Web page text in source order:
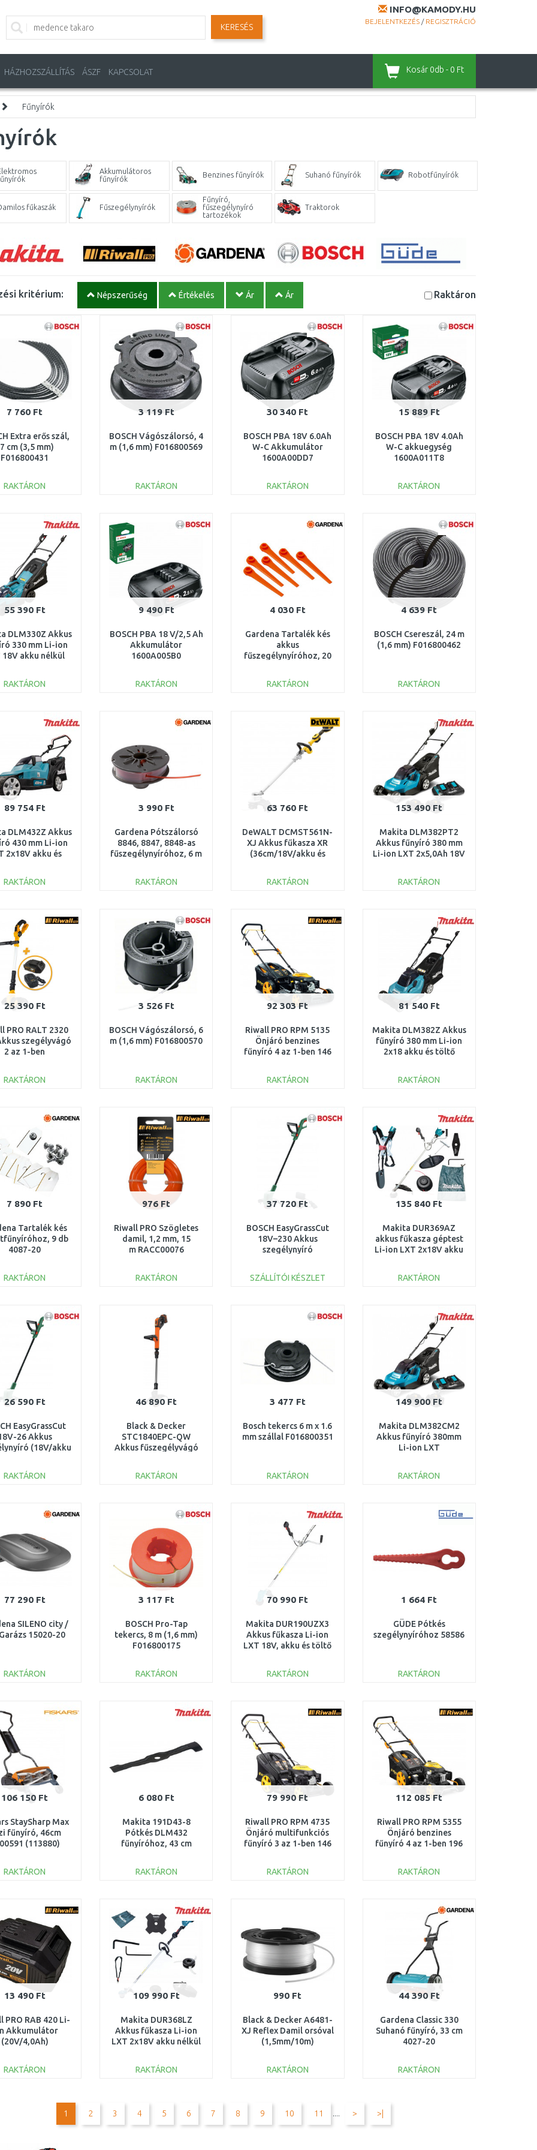
INFO@KAMODY.HU
BEJELENTKEZÉS / REGISZTRÁCIÓ
KERESÉS
HÁZHOZSZÁLLÍTÁS ÁSZF KAPCSOLAT Kosár 0db - 0 Ft
Fűnyírók
Akkumulátoros
fűnyírók
Benzines fűnyírók Suhanó fűnyírók Robotfűnyírók
fűkaszák Fűszegélynyírók
Fűnyíró,
fűszegélynyíró
tartozékok
Traktorok
kritérium: Népszerűség Értékelés Ár Ár Raktáron
7 760 Ft
Extra erős szál,
cm (3,5 mm)
F016800431
RAKTÁRON
Összehasonlítás
3 119 Ft
BOSCH Vágószálorsó, 4
m (1,6 mm) F016800569
RAKTÁRON
Összehasonlítás
30 340 Ft
BOSCH PBA 18V 6.0Ah
W-C Akkumulátor
1600A00DD7
RAKTÁRON
Összehasonlítás
15 889 Ft
BOSCH PBA 18V 4.0Ah
W-C akkuegység
1600A011T8
RAKTÁRON
Összehasonlítás
55 390 Ft
DLM330Z Akkus
330 mm Li-ion
18V akku nélkül
RAKTÁRON
Összehasonlítás
9 490 Ft
BOSCH PBA 18 V/2,5 Ah
Akkumulátor
1600A005B0
RAKTÁRON
Összehasonlítás
4 030 Ft
Gardena Tartalék kés
akkus
fűszegélynyíróhoz, 20
RAKTÁRON
Összehasonlítás
4 639 Ft
BOSCH Csereszál, 24 m
(1,6 mm) F016800462
RAKTÁRON
Összehasonlítás
89 754 Ft
DLM432Z Akkus
430 mm Li-ion
2x18V akku és
RAKTÁRON
Összehasonlítás
3 990 Ft
Gardena Pótszálorsó
8846, 8847, 8848-as
fűszegélynyíróhoz, 6 m
RAKTÁRON
Összehasonlítás
63 760 Ft
DeWALT DCMST561N-
XJ Akkus fűkasza XR
(36cm/18V/akku és
RAKTÁRON
Összehasonlítás
153 490 Ft
Makita DLM382PT2
Akkus fűnyíró 380 mm
Li-ion LXT 2x5,0Ah 18V
RAKTÁRON
Összehasonlítás
25 390 Ft
PRO RALT 2320
szegélyvágó
2 az 1-ben
RAKTÁRON
Összehasonlítás
3 526 Ft
BOSCH Vágószálorsó, 6
m (1,6 mm) F016800570
RAKTÁRON
Összehasonlítás
92 303 Ft
Riwall PRO RPM 5135
Önjáró benzines
fűnyíró 4 az 1-ben 146
RAKTÁRON
Összehasonlítás
81 540 Ft
Makita DLM382Z Akkus
fűnyíró 380 mm Li-ion
2x18 akku és töltő
RAKTÁRON
Összehasonlítás
7 890 Ft
Tartalék kés
9 db
4087-20
RAKTÁRON
Összehasonlítás
976 Ft
Riwall PRO Szögletes
damil, 1,2 mm, 15
m RACC00076
RAKTÁRON
Összehasonlítás
37 720 Ft
BOSCH EasyGrassCut
18V–230 Akkus
szegélynyíró
06008C1A03
SZÁLLÍTÓI KÉSZLET
Összehasonlítás
135 840 Ft
Makita DUR369AZ
akkus fűkasza géptest
Li-ion LXT 2x18V akku
RAKTÁRON
Összehasonlítás
26 590 Ft
EasyGrassCut
26 Akkus
(18V/akku
06008C1C04
RAKTÁRON
Összehasonlítás
46 890 Ft
Black & Decker
STC1840EPC-QW
Akkus fűszegélyvágó
RAKTÁRON
Összehasonlítás
3 477 Ft
Bosch tekercs 6 m x 1.6
mm szállal F016800351
RAKTÁRON
Összehasonlítás
149 900 Ft
Makita DLM382CM2
Akkus fűnyíró 380mm
Li-ion LXT
RAKTÁRON
Összehasonlítás
77 290 Ft
SILENO city /
15020-20
RAKTÁRON
Összehasonlítás
3 117 Ft
BOSCH Pro-Tap
tekercs, 8 m (1,6 mm)
F016800175
RAKTÁRON
Összehasonlítás
70 990 Ft
Makita DUR190UZX3
Akkus fűkasza Li-ion
LXT 18V, akku és töltő
RAKTÁRON
Összehasonlítás
1 664 Ft
GÜDE Pótkés
szegélynyíróhoz 58586
RAKTÁRON
Összehasonlítás
106 150 Ft
StaySharp Max
fűnyíró, 46cm
(113880)
RAKTÁRON
Összehasonlítás
6 080 Ft
Makita 191D43-8
Pótkés DLM432
fűnyíróhoz, 43 cm
RAKTÁRON
Összehasonlítás
79 990 Ft
Riwall PRO RPM 4735
Önjáró multifunkciós
fűnyíró 3 az 1-ben 146
RAKTÁRON
112 085 Ft
Riwall PRO RPM 5355
Önjáró benzines
fűnyíró 4 az 1-ben 196
RAKTÁRON
Összehasonlítás
13 490 Ft
PRO RAB 420 Li-
Akkumulátor
(20V/4,0Ah)
RAKTÁRON
109 990 Ft
Makita DUR368LZ
Akkus fűkasza Li-ion
LXT 2x18V akku nélkül
RAKTÁRON
Összehasonlítás
990 Ft
Black & Decker A6481-
XJ Reflex Damil orsóval
(1,5mm/10m)
RAKTÁRON
Összehasonlítás
44 390 Ft
Gardena Classic 330
Suhanó fűnyíró, 33 cm
4027-20
RAKTÁRON
1 2 3 4 5 6 7 8 9 10 11 .... > >|